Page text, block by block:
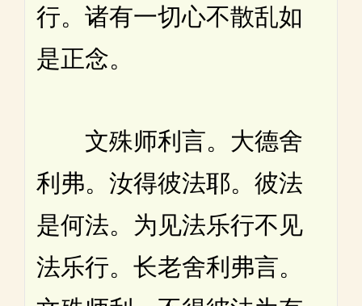
行。诸有一切心不散乱如
是正念。
文殊师利言。大德舍
利弗。汝得彼法耶。彼法
是何法。为见法乐行不见
法乐行。长老舍利弗言。